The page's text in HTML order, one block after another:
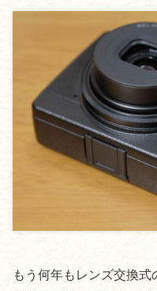
もう何年もレンズ交換